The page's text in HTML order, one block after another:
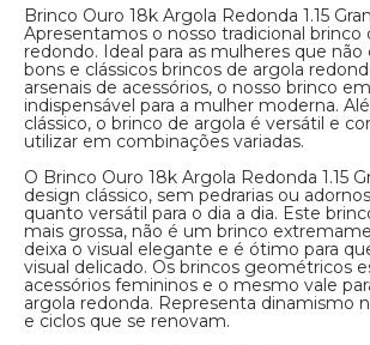
Brinco Ouro 18k Argola Redonda 1.15
Apresentamos o nosso tradicional brinco
redondo. Ideal para as mulheres que não
bons e clássicos brincos de argola
arsenais de acessórios, o nosso brinco
indispensável para a mulher moderna.
clássico, o brinco de argola é versátil e
utilizar em combinações variadas.
O Brinco Ouro 18k Argola Redonda 1.15
design clássico, sem pedrarias ou
quanto versátil para o dia a dia. Este
mais grossa, não é um brinco
deixa o visual elegante e é ótimo para
visual delicado. Os brincos geométricos
acessórios femininos e o mesmo vale
argola redonda. Representa dinamismo
e ciclos que se renovam.